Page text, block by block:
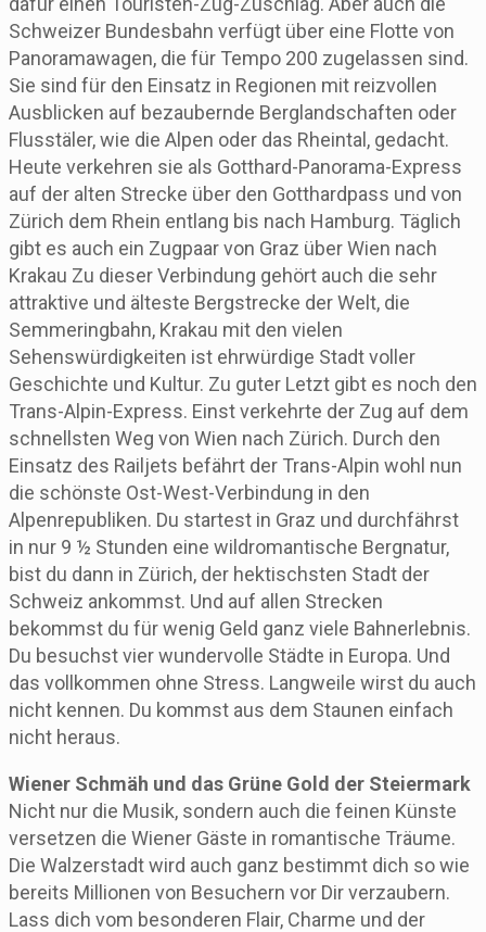
Schweizer Bundesbahn verfügt über eine Flotte von
Panoramawagen, die für Tempo 200 zugelassen sind.
Sie sind für den Einsatz in Regionen mit reizvollen
Ausblicken auf bezaubernde Berglandschaften oder
Flusstäler, wie die Alpen oder das Rheintal, gedacht.
Heute verkehren sie als Gotthard-Panorama-Express
auf der alten Strecke über den Gotthardpass und von
Zürich dem Rhein entlang bis nach Hamburg. Täglich
gibt es auch ein Zugpaar von Graz über Wien nach
Krakau Zu dieser Verbindung gehört auch die sehr
attraktive und älteste Bergstrecke der Welt, die
Semmeringbahn, Krakau mit den vielen
Sehenswürdigkeiten ist ehrwürdige Stadt voller
Geschichte und Kultur. Zu guter Letzt gibt es noch den
Trans-Alpin-Express. Einst verkehrte der Zug auf dem
schnellsten Weg von Wien nach Zürich. Durch den
Einsatz des Railjets befährt der Trans-Alpin wohl nun
die schönste Ost-West-Verbindung in den
Alpenrepubliken. Du startest in Graz und durchfährst
in nur 9 ½ Stunden eine wildromantische Bergnatur,
bist du dann in Zürich, der hektischsten Stadt der
Schweiz ankommst. Und auf allen Strecken
bekommst du für wenig Geld ganz viele Bahnerlebnis.
Du besuchst vier wundervolle Städte in Europa. Und
das vollkommen ohne Stress. Langweile wirst du auch
nicht kennen. Du kommst aus dem Staunen einfach
nicht heraus.
Wiener Schmäh und das Grüne Gold der Steiermark
Nicht nur die Musik, sondern auch die feinen Künste
versetzen die Wiener Gäste in romantische Träume.
Die Walzerstadt wird auch ganz bestimmt dich so wie
bereits Millionen von Besuchern vor Dir verzaubern.
Lass dich vom besonderen Flair, Charme und der